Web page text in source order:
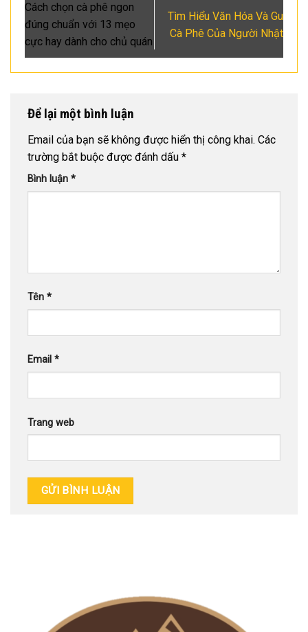
Cách chọn cà phê ngon
đúng chuẩn với 13 mẹo
cực hay dành cho chủ quán
Tìm Hiểu Văn Hóa Và Gu
Cà Phê Của Người Nhật
Để lại một bình luận
Email của bạn sẽ không được hiển thị công khai. Các
trường bắt buộc được đánh dấu *
Bình luận *
Tên *
Email *
Trang web